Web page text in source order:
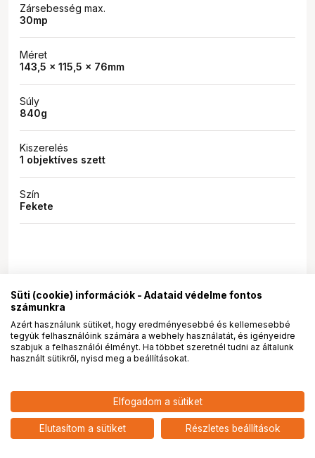
Zársebesség max.
30mp
Méret
143,5 x 115,5 x 76mm
Súly
840g
Kiszerelés
1 objektíves szett
Szín
Fekete
FOTÓS CUCCOK favorite
A NIKON BÜSZKÉN ÜNNEPLI A NIKKOR
OBJEKTÍVEK 90. ÉVFORDULÓJÁT
xRobalino Julianna Auróra•több mint egy éve
NIKON D780 + AF-S 24-120mm
tükörreflexes fényképezőgép
KIT
add
Süti (cookie) információk - Adataid védelme fontos
számunkra
Azért használunk sütiket, hogy eredményesebbé és kellemesebbé
tegyük felhasználóink számára a webhely használatát, és igényeidre
szabjuk a felhasználói élményt. Ha többet szeretnél tudni az általunk
használt sütikről, nyisd meg a beállításokat.
Elfogadom a sütiket
Elutasítom a sütiket Részletes beállítások